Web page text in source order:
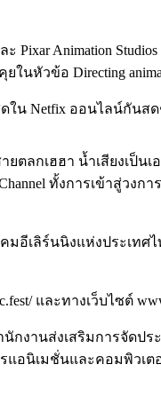
Pixar Animation
ยในหัวข้อ Directing
ดใน Netfix ออนไลน์กัน
ยตลกเฮฮา น้ำเสียงเป็น
ทั้งการเข้าสู่วงกา
อีเลิร์นนิงแห่งประเทศ
และทางเว็บไซต์
กงานส่งเสริมการจัดป
อนิเมชั่นและคอมพิวเต